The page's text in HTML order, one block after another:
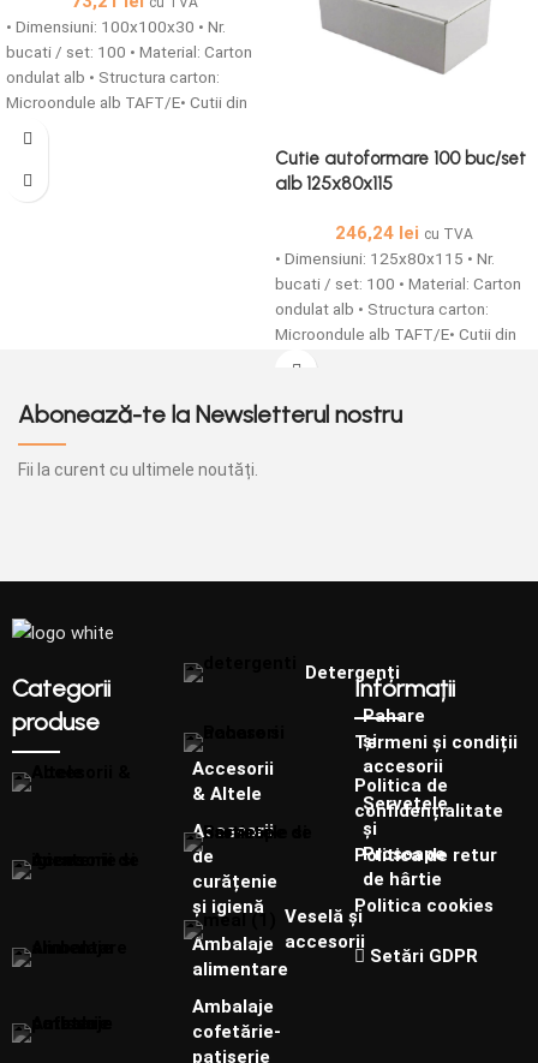
• Dimensiuni: 100x100x30 • Nr.
bucati / set: 100 • Material: Carton
ondulat alb • Structura carton:
Microondule alb TAFT/E• Cutii din
personalizate sunt solutia ideala
Cutie autoformare 100 buc/set
alb 125x80x115
246,24 lei cu TVA
• Dimensiuni: 125x80x115 • Nr.
bucati / set: 100 • Material: Carton
ondulat alb • Structura carton:
Microondule alb TAFT/E• Cutii din
personalizate sunt solutia ideala
Abonează-te la Newsletterul nostru
Fii la curent cu ultimele noutăți.
Categorii
produse
Accesorii
& Altele
Accesorii
de
curățenie
și igienă
Ambalaje
alimentare
Ambalaje
cofetărie-
patiserie
Detergenți
Pahare
și
accesorii
Șervețele
și
Prosoape
de hârtie
Veselă și
accesorii
Informații
Termeni și condiții
Politica de
confidențialitate
Politica de retur
Politica cookies
Setări GDPR